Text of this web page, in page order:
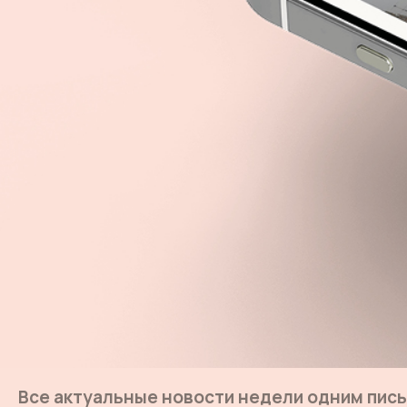
Все актуальные новости недели одним